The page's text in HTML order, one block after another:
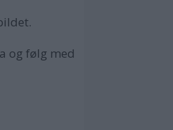
og følg med